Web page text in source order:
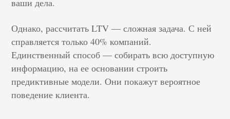
ваши дела.
Однако, рассчитать LTV — сложная задача. С ней
справляется только 40% компаний.
Единственный способ — собирать всю доступную
информацию, на ее основании строить
предиктивные модели. Они покажут вероятное
поведение клиента.